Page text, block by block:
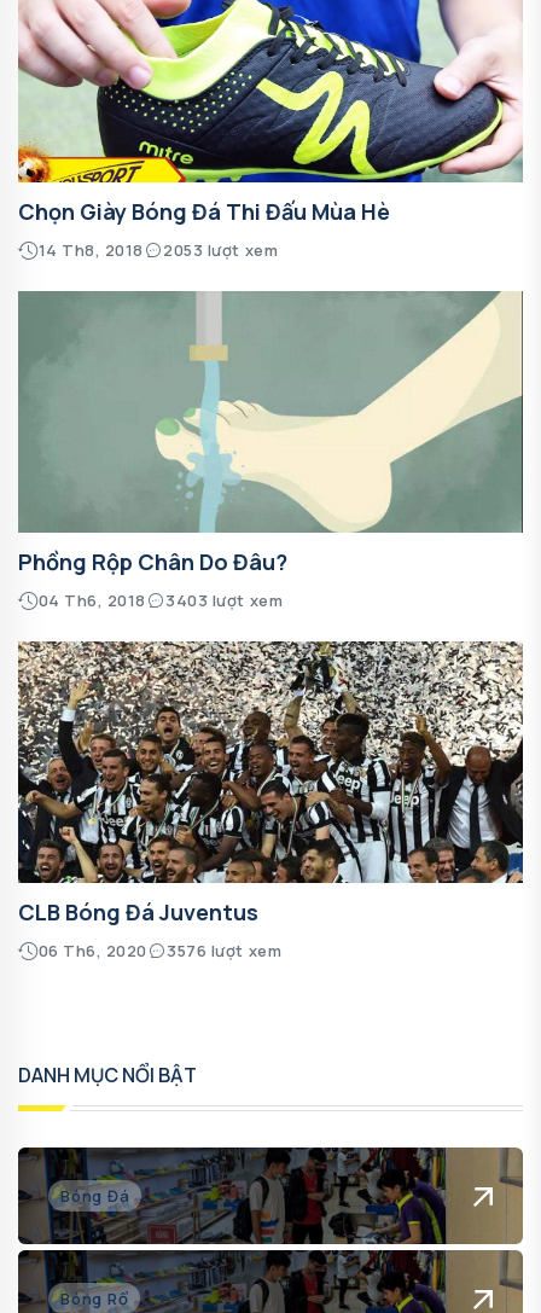
Chọn Giày Bóng Đá Thi Đấu Mùa Hè
14 Th8, 2018 2053 lượt xem
Phồng Rộp Chân Do Đâu?
04 Th6, 2018 3403 lượt xem
CLB Bóng Đá Juventus
06 Th6, 2020 3576 lượt xem
DANH MỤC NỔI BẬT
Bóng Đá
Bóng Rổ